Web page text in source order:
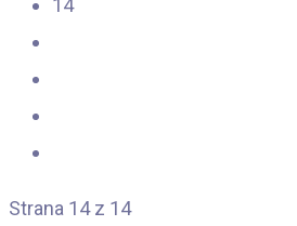
14
Strana 14 z 14